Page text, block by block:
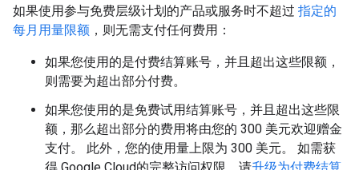
如果使用参与免费层级计划的产品或服务时不超过 指定的
每月用量限额 ，则无需支付任何费用：
如果您使用的是付费结算账号，并且超出这些限额，
则需要为超出部分付费。
如果您使用的是免费试用结算账号，并且超出这些限
额，那么超出部分的费用将由您的 300 美元欢迎赠金
支付。 此外，您的使用量上限为 300 美元。 如需获